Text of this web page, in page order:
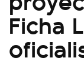
Ficha